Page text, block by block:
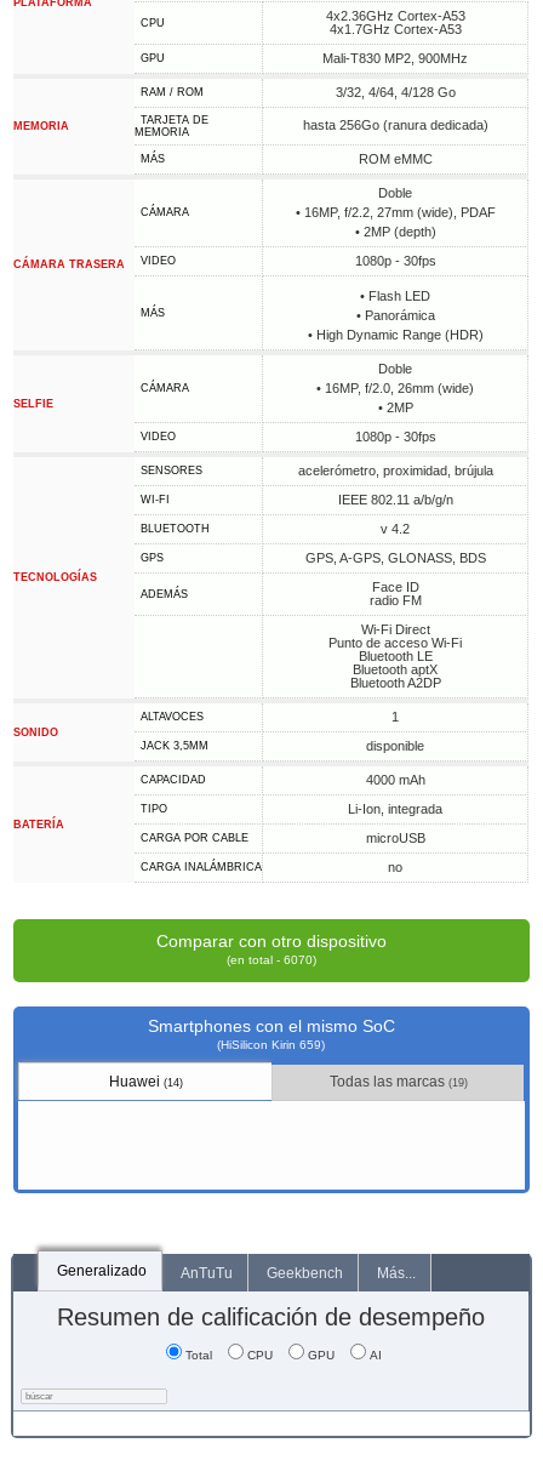
PLATAFORMA
CPU
4x2.36GHz Cortex-A53
4x1.7GHz Cortex-A53
GPU Mali-T830 MP2, 900MHz
MEMORIA
RAM / ROM 3/32, 4/64, 4/128 Go
TARJETA DE
MEMORIA
hasta 256Go (ranura dedicada)
MÁS ROM eMMC
CÁMARA TRASERA
CÁMARA
Doble
• 16MP, f/2.2, 27mm (wide), PDAF
• 2MP (depth)
VIDEO 1080p - 30fps
MÁS
• Flash LED
• Panorámica
• High Dynamic Range (HDR)
SELFIE
CÁMARA
Doble
• 16MP, f/2.0, 26mm (wide)
• 2MP
VIDEO 1080p - 30fps
TECNOLOGÍAS
SENSORES acelerómetro, proximidad, brújula
WI-FI IEEE 802.11 a/b/g/n
BLUETOOTH v 4.2
GPS GPS, A-GPS, GLONASS, BDS
ADEMÁS
Face ID
radio FM
Wi-Fi Direct
Punto de acceso Wi-Fi
Bluetooth LE
Bluetooth aptX
Bluetooth A2DP
SONIDO
ALTAVOCES 1
JACK 3,5MM disponible
BATERÍA
CAPACIDAD 4000 mAh
TIPO Li-Ion, integrada
CARGA POR CABLE microUSB
CARGA INALÁMBRICA no
Comparar con otro dispositivo
(en total - 6070)
Smartphones con el mismo SoC
(HiSilicon Kirin 659)
Huawei (14) Todas las marcas (19)
Generalizado AnTuTu Geekbench Más...
Resumen de calificación de desempeño
Total CPU GPU AI